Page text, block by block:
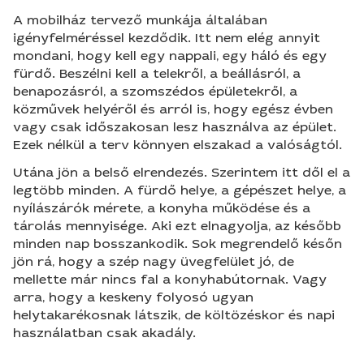
A mobilház tervező munkája általában
igényfelméréssel kezdődik. Itt nem elég annyit
mondani, hogy kell egy nappali, egy háló és egy
fürdő. Beszélni kell a telekről, a beállásról, a
benapozásról, a szomszédos épületekről, a
közművek helyéről és arról is, hogy egész évben
vagy csak időszakosan lesz használva az épület.
Ezek nélkül a terv könnyen elszakad a valóságtól.
Utána jön a belső elrendezés. Szerintem itt dől el a
legtöbb minden. A fürdő helye, a gépészet helye, a
nyílászárók mérete, a konyha működése és a
tárolás mennyisége. Aki ezt elnagyolja, az később
minden nap bosszankodik. Sok megrendelő későn
jön rá, hogy a szép nagy üvegfelület jó, de
mellette már nincs fal a konyhabútornak. Vagy
arra, hogy a keskeny folyosó ugyan
helytakarékosnak látszik, de költözéskor és napi
használatban csak akadály.